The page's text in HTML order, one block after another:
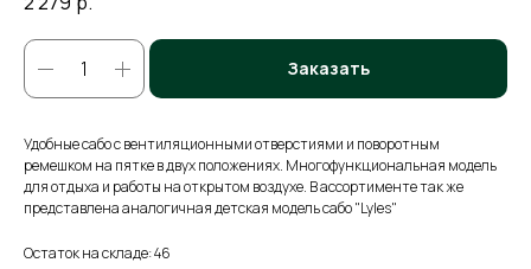
Заказать
Удобные сабо с вентиляционными отверстиями и поворотным
ремешком на пятке в двух положениях. Многофункциональная модель
для отдыха и работы на открытом воздухе. В ассортименте так же
представлена аналогичная детская модель сабо "Lyles"
Остаток на складе: 46